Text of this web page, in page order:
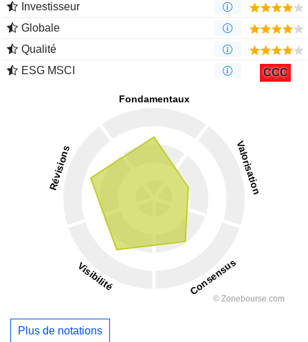
Investisseur
Globale
Qualité
ESG MSCI
CCC
Plus de notations